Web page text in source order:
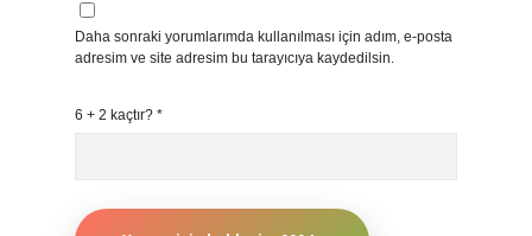
Daha sonraki yorumlarımda kullanılması için adım, e-posta
adresim ve site adresim bu tarayıcıya kaydedilsin.
6 + 2 kaçtır? *